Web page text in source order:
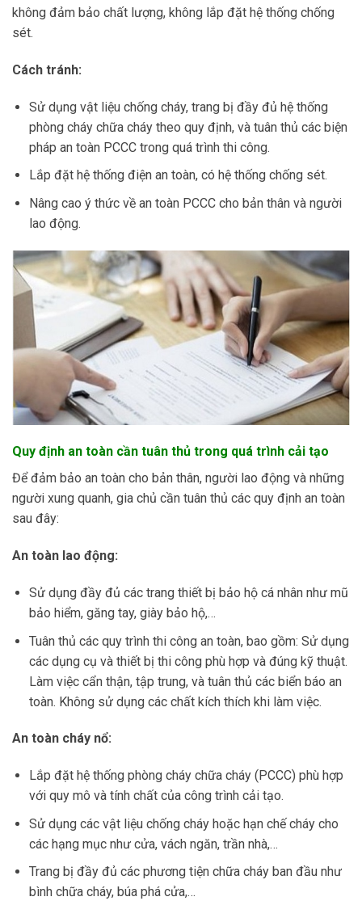
không đảm bảo chất lượng, không lắp đặt hệ thống chống
sét.
Cách tránh:
Sử dụng vật liệu chống cháy, trang bị đầy đủ hệ thống
phòng cháy chữa cháy theo quy định, và tuân thủ các biện
pháp an toàn PCCC trong quá trình thi công.
Lắp đặt hệ thống điện an toàn, có hệ thống chống sét.
Nâng cao ý thức về an toàn PCCC cho bản thân và người
lao động.
Quy định an toàn cần tuân thủ trong quá trình cải tạo
Để đảm bảo an toàn cho bản thân, người lao động và những
người xung quanh, gia chủ cần tuân thủ các quy định an toàn
sau đây:
An toàn lao động:
Sử dụng đầy đủ các trang thiết bị bảo hộ cá nhân như mũ
bảo hiểm, găng tay, giày bảo hộ,…
Tuân thủ các quy trình thi công an toàn, bao gồm: Sử dụng
các dụng cụ và thiết bị thi công phù hợp và đúng kỹ thuật.
Làm việc cẩn thận, tập trung, và tuân thủ các biển báo an
toàn. Không sử dụng các chất kích thích khi làm việc.
An toàn cháy nổ:
Lắp đặt hệ thống phòng cháy chữa cháy (PCCC) phù hợp
với quy mô và tính chất của công trình cải tạo.
Sử dụng các vật liệu chống cháy hoặc hạn chế cháy cho
các hạng mục như cửa, vách ngăn, trần nhà,…
Trang bị đầy đủ các phương tiện chữa cháy ban đầu như
bình chữa cháy, búa phá cửa,…